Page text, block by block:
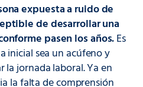
expuesta a ruido de
de desarrollar una
pasen los años.Es
inicial sea un acúfeno y
la jornada laboral. Ya en
la falta de comprensión